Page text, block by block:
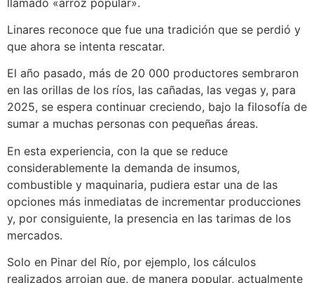
Linares reconoce que fue una tradición que se perdió y
que ahora se intenta rescatar.
El año pasado, más de 20 000 productores sembraron
en las orillas de los ríos, las cañadas, las vegas y, para
2025, se espera continuar creciendo, bajo la filosofía de
sumar a muchas personas con pequeñas áreas.
En esta experiencia, con la que se reduce
considerablemente la demanda de insumos,
combustible y maquinaria, pudiera estar una de las
opciones más inmediatas de incrementar producciones
y, por consiguiente, la presencia en las tarimas de los
mercados.
Solo en Pinar del Río, por ejemplo, los cálculos
realizados arrojan que, de manera popular, actualmente